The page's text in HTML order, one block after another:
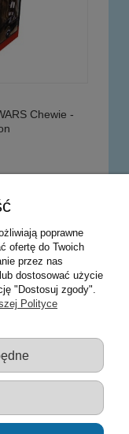
Chewie -
:: Zabawki
:: samochody Welly
:: Klocki :: Artykuły
poprawne
ofertę do Twoich
przez nas
dostosować użycie
"Dostosuj zgody".
Polityce